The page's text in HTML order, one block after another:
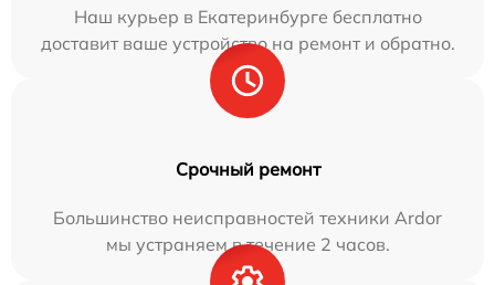
Наш курьер в Екатеринбурге бесплатно
доставит ваше устройство на ремонт и обратно.
Срочный ремонт
Большинство неисправностей техники Ardor
мы устраняем в течение 2 часов.